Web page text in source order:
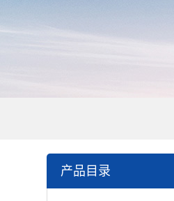
产品目录